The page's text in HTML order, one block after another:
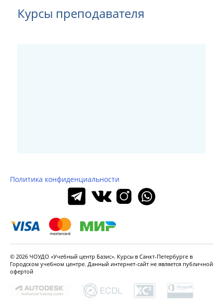
Курсы преподавателя
Политика конфиденциальности
© 2026 ЧОУДО «Учебный центр Базис». Курсы в Санкт-Петербурге в
Городском учебном центре. Данный интернет-сайт не является публичной
офертой